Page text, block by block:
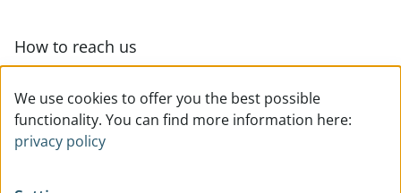
How to reach us
We use cookies to offer you the best possible
functionality. You can find more information here:
privacy policy